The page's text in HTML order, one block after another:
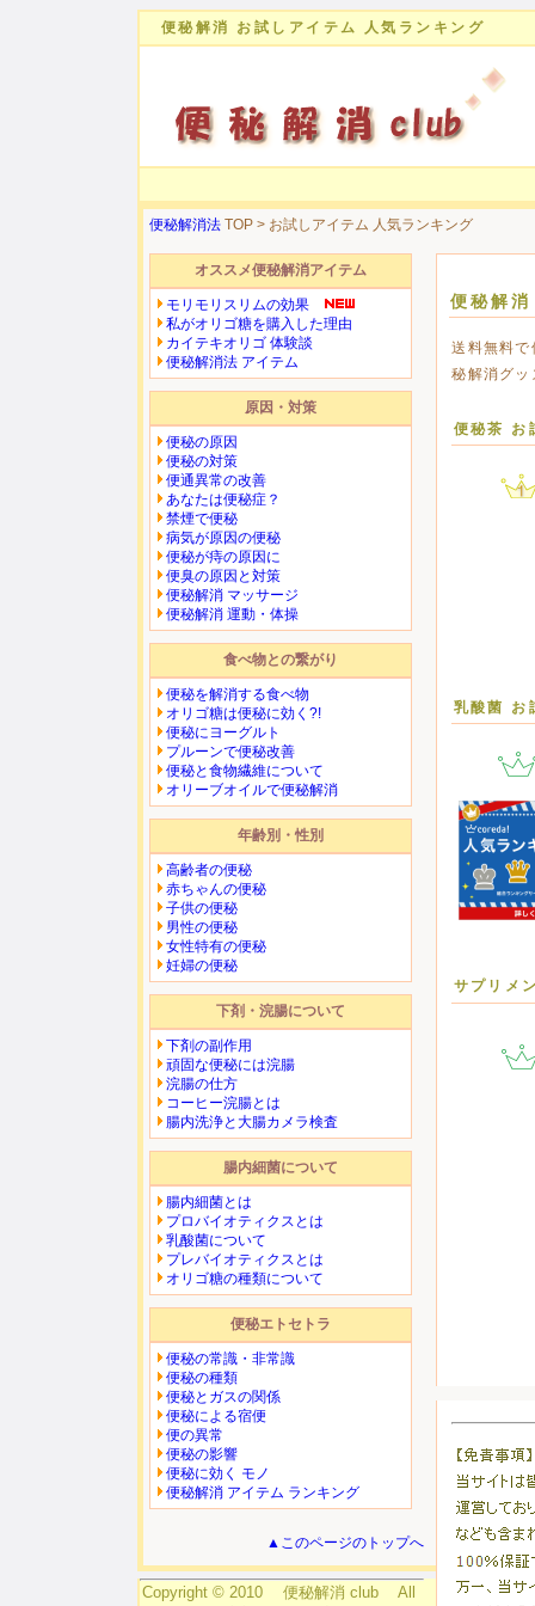
便秘解消 お試しアイテム 人気ランキング
便秘解消法 TOP > お試しアイテム 人気ランキング
便秘解
送料無料
秘解消グ
便秘茶 お
乳酸菌 お
サプリメ
オススメ便秘解消アイテム
モリモリスリムの効果
私がオリゴ糖を購入した理由
カイテキオリゴ 体験談
便秘解消法 アイテム
原因・対策
便秘の原因
便秘の対策
便通異常の改善
あなたは便秘症？
禁煙で便秘
病気が原因の便秘
便秘が痔の原因に
便臭の原因と対策
便秘解消 マッサージ
便秘解消 運動・体操
食べ物との繋がり
便秘を解消する食べ物
オリゴ糖は便秘に効く?!
便秘にヨーグルト
プルーンで便秘改善
便秘と食物繊維について
オリーブオイルで便秘解消
年齢別・性別
高齢者の便秘
赤ちゃんの便秘
子供の便秘
男性の便秘
女性特有の便秘
妊婦の便秘
下剤・浣腸について
下剤の副作用
頑固な便秘には浣腸
浣腸の仕方
コーヒー浣腸とは
腸内洗浄と大腸カメラ検査
腸内細菌について
腸内細菌とは
プロバイオティクスとは
乳酸菌について
プレバイオティクスとは
オリゴ糖の種類について
便秘エトセトラ
便秘の常識・非常識
便秘の種類
便秘とガスの関係
便秘による宿便
便の異常
便秘の影響
便秘に効く モノ
便秘解消 アイテム ランキング
▲このページのトップへ
Copyright © 2010 便秘解消 club All